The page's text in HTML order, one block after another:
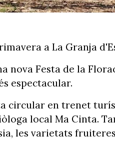
a La Granja
nova Festa de la
espectacular.
circular en trenet
local Ma Cinta.
les varietats